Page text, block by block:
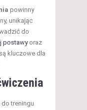
powinny
unikając
do
postawyoraz
kluczowe dla
treningu